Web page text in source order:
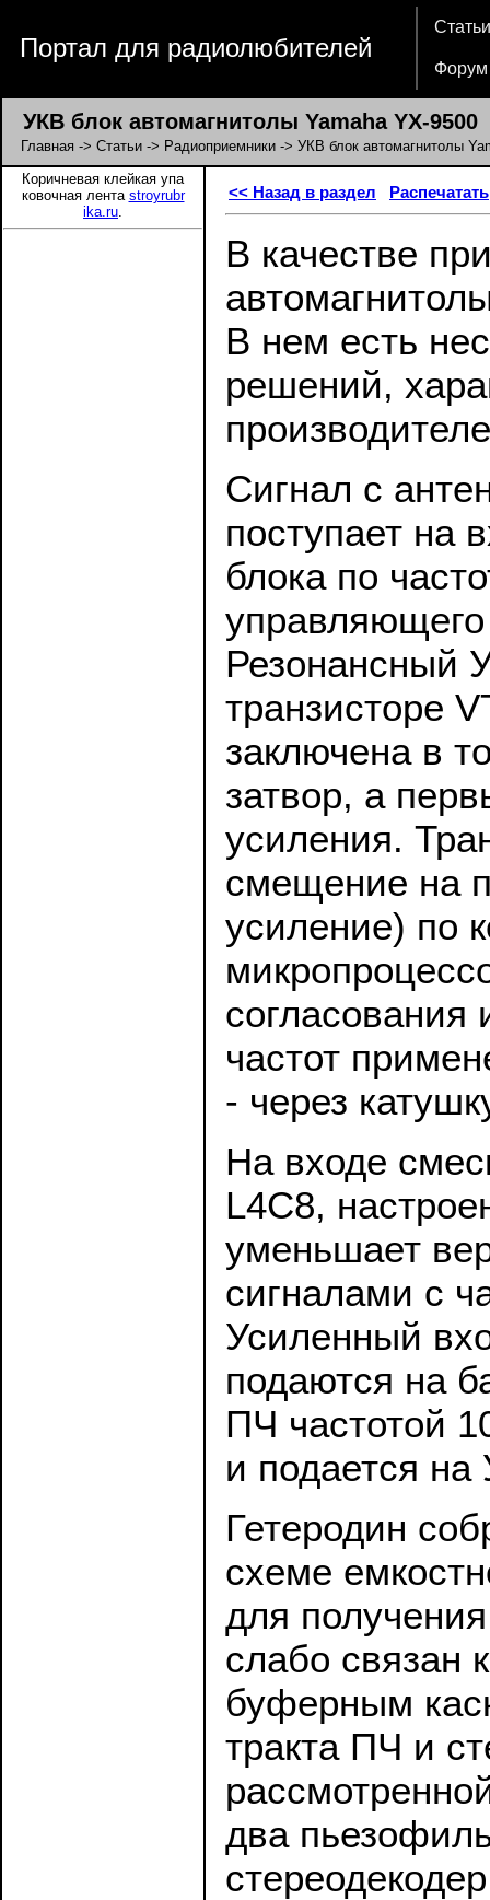
Портал для радиолюбителей
Статьи
Форум
УКВ блок автомагнитолы Yamaha YX-9500
Главная -> Статьи -> Радиоприемники -> УКВ блок автомагнитолы
Коричневая клейкая упа
ковочная лента stroyrubr
ika.ru.
<< Назад в раздел Распечатать
В качестве
В нем есть
решений,
Сигнал с
поступает на
блока по
Резонансный
транзисторе
заключена в
затвор, а
усиления.
смещение на
усиление) по
согласования
частот
- через
На входе
L4C8,
уменьшает
сигналами с
Усиленный
подаются на
ПЧ частотой
и подается
Гетеродин
схеме
для
слабо связан
буферным
тракта ПЧ и
два